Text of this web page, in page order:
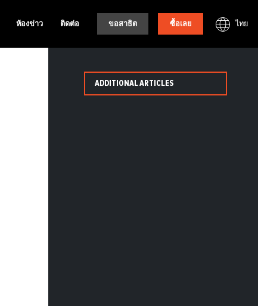
ห้องข่าว ติดต่อ ขอสาธิต ซื้อเลย ไทย
ADDITIONAL ARTICLES